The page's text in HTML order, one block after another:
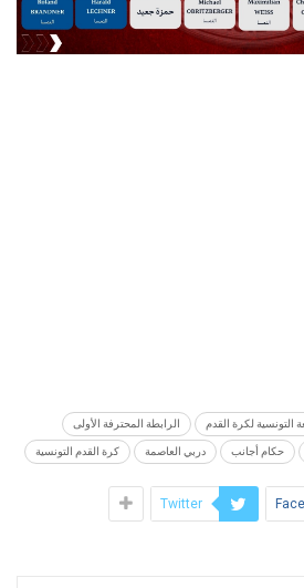
التونسية لكرة القدم الرابطة المحترفة الأولى
حكام أجانب دربي العاصمة كرة القدم التونسية
Twitter